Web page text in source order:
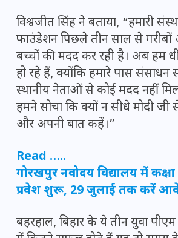
विश्वजीत सिंह ने बताया, “हमारी
फाउंडेशन पिछले तीन साल से
बच्चों की मदद कर रही है। अब हम
हो रहे हैं, क्योंकि हमारे पास संसाधन
स्थानीय नेताओं से कोई मदद नहीं
हमने सोचा कि क्यों न सीधे मोदी जी
और अपनी बात कहें।”
Read …..
गोरखपुर नवोदय विद्यालय में
प्रवेश शुरू, 29 जुलाई तक करें
बहरहाल, बिहार के ये तीन युवा